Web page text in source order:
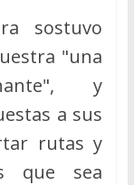
sostuvo
"una
y
a sus
rutas y
que sea